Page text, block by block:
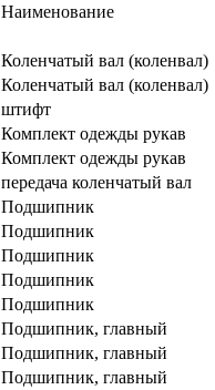
Наименование
Коленчатый вал (коленвал)
Коленчатый вал (коленвал)
штифт
Комплект одежды рукав
Комплект одежды рукав
передача коленчатый вал
Подшипник
Подшипник
Подшипник
Подшипник
Подшипник
Подшипник, главный
Подшипник, главный
Подшипник, главный